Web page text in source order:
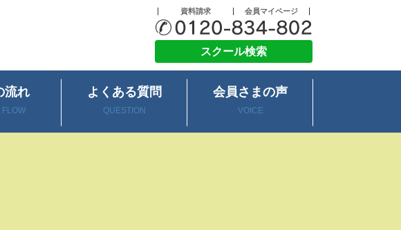
資料請求 会員マイページ
スクール検索
流れ
FLOW
よくある質問
QUESTION
会員さまの声
VOICE